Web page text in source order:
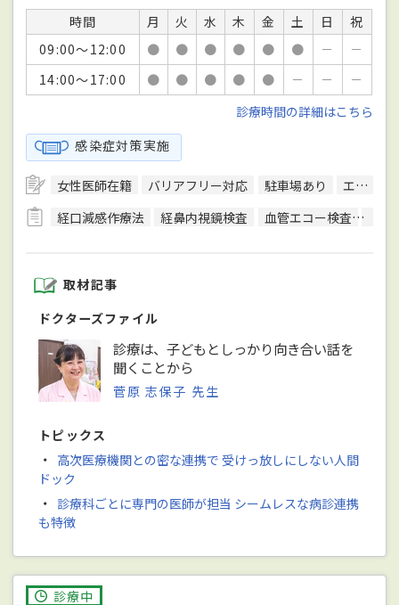
時間 月 火 水 木 金 土 日
祝
09:00～12:00
● ● ● ● ● ● －
－
14:00～17:00
● ● ● ● ● － －
－
診療時間の詳細はこちら
感染症対策実施
女性医師在籍 バリアフリー対応 駐車場あり
エレベーターあり
経口減感作療法
経鼻内視鏡検査 血管エコー検査
取材記事
ドクターズファイル
診療は、子どもとしっかり向き合い話を
聞くことから
菅原 志保子 先生
トピックス
・ 高次医療機関との密な連携で 受けっ放しにしない人間
ドック
・ 診療科ごとに専門の医師が担当 シームレスな病診連携
も特徴
診療中